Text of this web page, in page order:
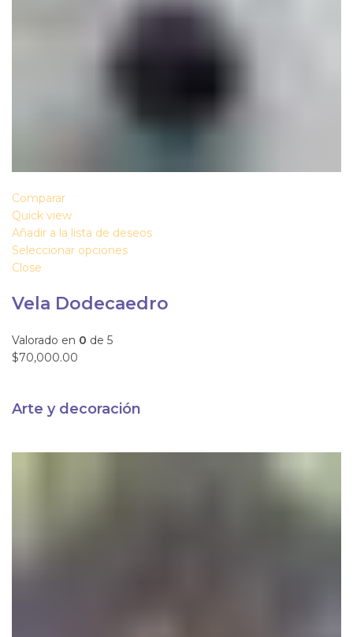
Comparar
Quick view
Añadir a la lista de deseos
Seleccionar opciones
Close
Vela Dodecaedro
Valorado en 0 de 5
$70,000.00
Arte y decoración